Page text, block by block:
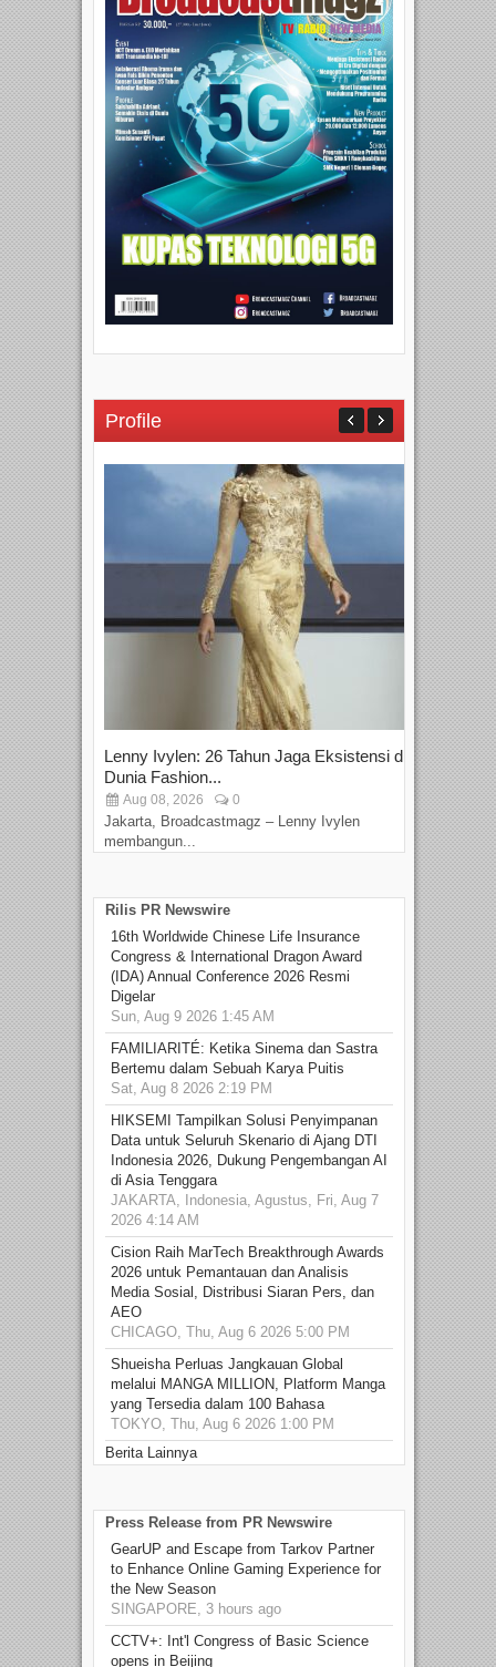
Profile
Lenny Ivylen: 26 Tahun Jaga Eksistensi di
Dunia Fashion...
Aug 08, 2026 0
Jakarta, Broadcastmagz – Lenny Ivylen
membangun...
Rilis PR Newswire
16th Worldwide Chinese Life Insurance
Congress & International Dragon Award
(IDA) Annual Conference 2026 Resmi
Digelar
Sun, Aug 9 2026 1:45 AM
FAMILIARITÉ: Ketika Sinema dan Sastra
Bertemu dalam Sebuah Karya Puitis
Sat, Aug 8 2026 2:19 PM
HIKSEMI Tampilkan Solusi Penyimpanan
Data untuk Seluruh Skenario di Ajang DTI
Indonesia 2026, Dukung Pengembangan AI
di Asia Tenggara
JAKARTA, Indonesia, Agustus, Fri, Aug 7
2026 4:14 AM
Cision Raih MarTech Breakthrough Awards
2026 untuk Pemantauan dan Analisis
Media Sosial, Distribusi Siaran Pers, dan
AEO
CHICAGO, Thu, Aug 6 2026 5:00 PM
Shueisha Perluas Jangkauan Global
melalui MANGA MILLION, Platform Manga
yang Tersedia dalam 100 Bahasa
TOKYO, Thu, Aug 6 2026 1:00 PM
Berita Lainnya
Press Release from PR Newswire
GearUP and Escape from Tarkov Partner
to Enhance Online Gaming Experience for
the New Season
SINGAPORE, 3 hours ago
CCTV+: Int'l Congress of Basic Science
opens in Beijing